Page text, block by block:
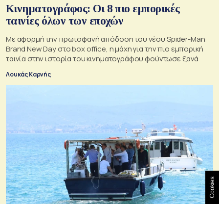
Κινηματογράφος: Οι 8 πιο εμπορικές
ταινίες όλων των εποχών
Με αφορμή την πρωτοφανή απόδοση του νέου Spider-Man:
Brand New Day στο box office, η μάχη για την πιο εμπορική
ταινία στην ιστορία του κινηματογράφου φούντωσε ξανά
Λουκάς Καρνής
Cookies